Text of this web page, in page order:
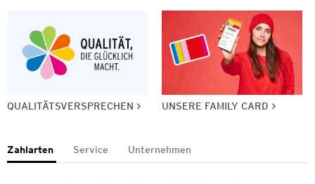
QUALITÄTSVERSPRECHEN UNSERE FAMILY CARD
Zahlarten Service Unternehmen